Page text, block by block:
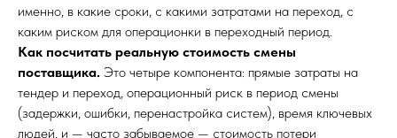
именно, в какие сроки, с какими затратами на переход, с
каким риском для операционки в переходный период.
Как посчитать реальную стоимость смены
поставщика. Это четыре компонента: прямые затраты на
тендер и переход, операционный риск в период смены
(задержки, ошибки, перенастройка систем), время ключевых
людей, и — часто забываемое — стоимость потери